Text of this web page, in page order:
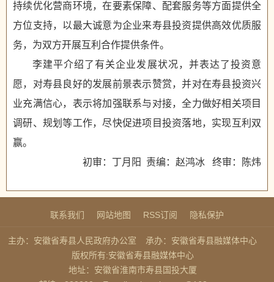
持续优化营商环境，在要素保障、配套服务等方面提供全
方位支持，以最大诚意为企业来寿县投资提供高效优质服
务，为双方开展互利合作提供条件。
李建平介绍了有关企业发展状况，并表达了投资意
愿，对寿县良好的发展前景表示赞赏，并对在寿县投资兴
业充满信心，表示将加强联系与对接，全力做好相关项目
调研、规划等工作，尽快促进项目投资落地，实现互利双
赢。
初审：丁月阳 责编：赵鸿冰 终审：陈炜
联系我们 网站地图 RSS订阅 隐私保护
主办：安徽省寿县人民政府办公室
承办：安徽省寿县融媒体中心
版权所有:安徽省寿县融媒体中心
地址：安徽省淮南市寿县国投大厦